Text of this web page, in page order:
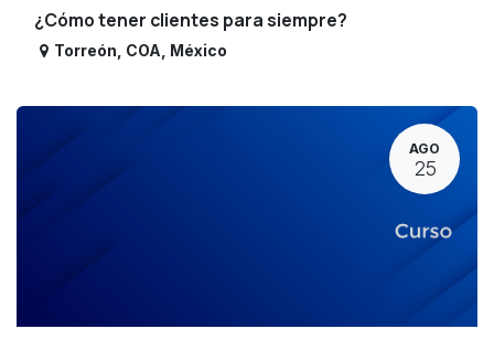
¿Cómo tener clientes para siempre?
Torreón COA México
AGO
25